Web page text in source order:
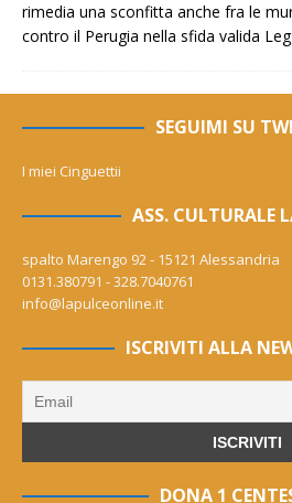
rimedia una sconfitta anche fra le
contro il Perugia nella sfida valida
SEGUIMI SU
I miei Cinguettii
ASS. CULTURALE
spalto Marengo 92 - 15121 Alessandria
0131.380791 - 328.7040761
info@lapulceonline.it
ISCRIVITI ALLA
DONA 1